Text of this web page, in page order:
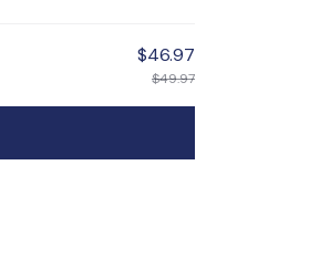
$46.97
$49.97